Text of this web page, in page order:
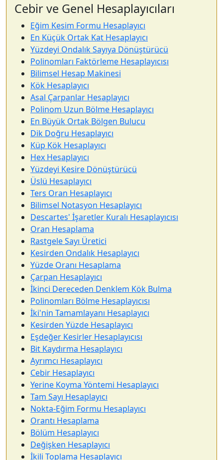
Cebir ve Genel Hesaplayıcıları
Eğim Kesim Formu Hesaplayıcı
En Küçük Ortak Kat Hesaplayıcı
Yüzdeyi Ondalık Sayıya Dönüştürücü
Polinomları Faktörleme Hesaplayıcısı
Bilimsel Hesap Makinesi
Kök Hesaplayıcı
Asal Çarpanlar Hesaplayıcı
Polinom Uzun Bölme Hesaplayıcı
En Büyük Ortak Bölgen Bulucu
Dik Doğru Hesaplayıcı
Küp Kök Hesaplayıcı
Hex Hesaplayıcı
Yüzdeyi Kesire Dönüştürücü
Üslü Hesaplayıcı
Ters Oran Hesaplayıcı
Bilimsel Notasyon Hesaplayıcı
Descartes' İşaretler Kuralı Hesaplayıcısı
Oran Hesaplama
Rastgele Sayı Üretici
Kesirden Ondalık Hesaplayıcı
Yüzde Oranı Hesaplama
Çarpan Hesaplayıcı
İkinci Dereceden Denklem Kök Bulma
Polinomları Bölme Hesaplayıcısı
İki'nin Tamamlayanı Hesaplayıcı
Kesirden Yüzde Hesaplayıcı
Eşdeğer Kesirler Hesaplayıcısı
Bit Kaydırma Hesaplayıcı
Ayrımcı Hesaplayıcı
Cebir Hesaplayıcı
Yerine Koyma Yöntemi Hesaplayıcı
Tam Sayı Hesaplayıcı
Nokta-Eğim Formu Hesaplayıcı
Orantı Hesaplama
Bölüm Hesaplayıcı
Değişken Hesaplayıcı
İkili Toplama Hesaplayıcı